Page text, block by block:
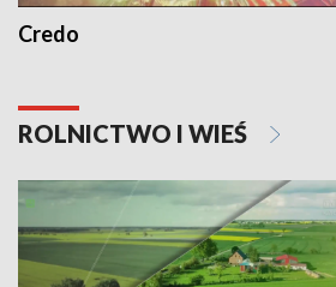
Credo
ROLNICTWO I WIEŚ